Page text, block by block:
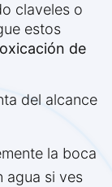
claveles o
estos
de
del alcance
la boca
agua si ves